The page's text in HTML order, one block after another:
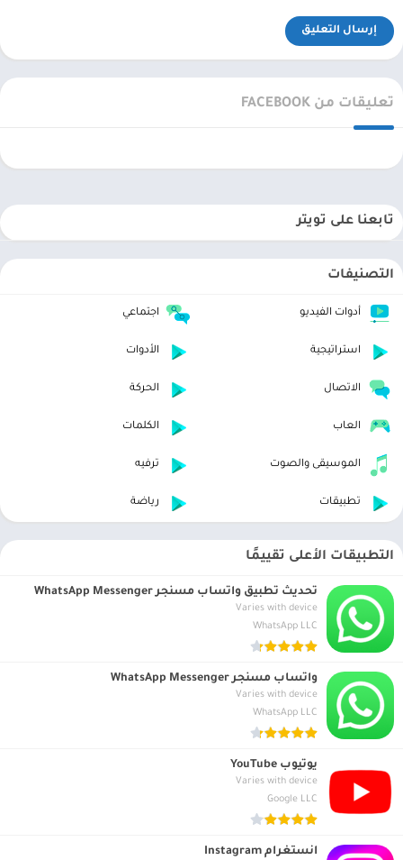
تعليقات من FACEBOOK
تابعنا على تويتر
التصنيفات
أدوات الفيديو اجتماعي
استراتيجية الأدوات
الاتصال الحركة
العاب الكلمات
الموسيقى والصوت ترفيه
تطبيقات رياضة
التطبيقات الأعلى تقييمًا
تحديث تطبيق واتساب مسنجر WhatsApp Messenger
Varies with device
WhatsApp LLC
واتساب مسنجر WhatsApp Messenger
Varies with device
WhatsApp LLC
يوتيوب YouTube
Varies with device
Google LLC
انستغرام Instagram